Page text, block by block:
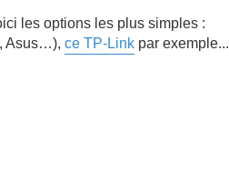
les options les plus simples :
Asus…), ce TP-Linkpar exemple...